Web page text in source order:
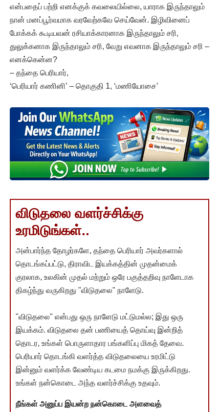
என்பதைப் பற்றி எனக்குக் கவலையில்லை, யாராக இருந்தாலும்
நான் மனப்பூர்வமாக வரவேற்கவே செய்வேன். இழிவினைப்
போக்கக் கூடியவன் ரசியாக்காரனாக இருந்தாலும் சரி,
துலுக்கனாக இருந்தாலும் சரி, வேறு எவனாக இருந்தாலும் சரி –
எனக்கென்ன?
– தந்தை பெரியார்,
‘பெரியார் கணினி’ – தொகுதி 1, ‘மணியோசை’
விடுதலை வளர்ச்சிக்கு
உரமிடுங்கள்..
அன்பார்ந்த தோழர்களே, தந்தை பெரியார் அவர்களால்
தொடங்கப்பட்டு, திராவிட இயக்கத்தின் முதன்மைக்
குரலாக, உலகின் முதல் மற்றும் ஒரே பகுத்தறிவு நாளேடாக
திகழ்ந்து வருகிறது "விடுதலை" நாளேடு.
"விடுதலை" என்பது ஒரு நாளேடு மட்டுமல்ல; இது ஒரு
இயக்கம். விடுதலை தன் பணியைத் தொய்வு இன்றித்
தொடர, உங்கள் பொருளாதார பங்களிப்பு மிகத் தேவை.
பெரியார் தொடங்கி வளர்த்த விடுதலையை உரமிட்டு
இன்னும் வளர்க்க வேண்டிய கடமை நமக்கு இருக்கிறது.
உங்கள் நன்கொடை அந்த வளர்ச்சிக்கு உதவும்.
நீங்கள் அனுப்ப இயன்ற நன்கொடை அளவைத்